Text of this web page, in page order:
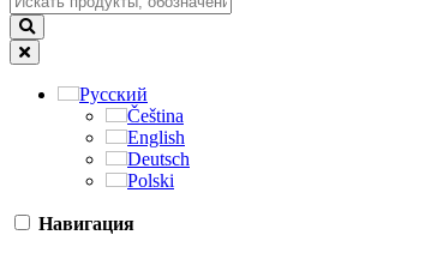
Русский
Čeština
English
Deutsch
Polski
Навигация